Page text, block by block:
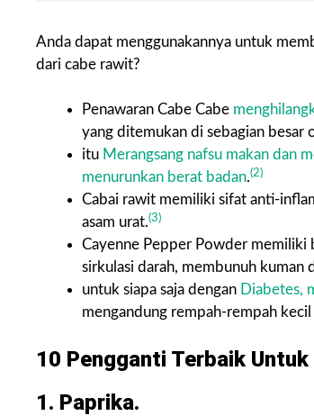
Anda dapat menggunakannya untuk
dari cabe rawit?
Penawaran Cabe Cabe
yang ditemukan di sebagian besar
itu Merangsang nafsu makan dan
menurunkan berat badan.(2)
Cabai rawit memiliki sifat anti-
asam urat.(3)
Cayenne Pepper Powder memiliki
sirkulasi darah, membunuh kuman
untuk siapa saja dengan Diabetes,
mengandung rempah-rempah kecil
10 Pengganti Terbaik Untuk
1. Paprika.